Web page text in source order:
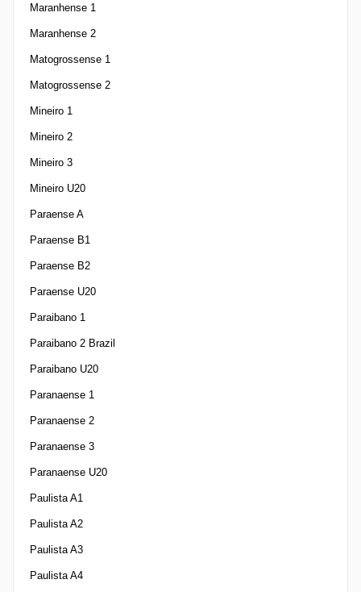
Maranhense 1
Maranhense 2
Matogrossense 1
Matogrossense 2
Mineiro 1
Mineiro 2
Mineiro 3
Mineiro U20
Paraense A
Paraense B1
Paraense B2
Paraense U20
Paraibano 1
Paraibano 2 Brazil
Paraibano U20
Paranaense 1
Paranaense 2
Paranaense 3
Paranaense U20
Paulista A1
Paulista A2
Paulista A3
Paulista A4